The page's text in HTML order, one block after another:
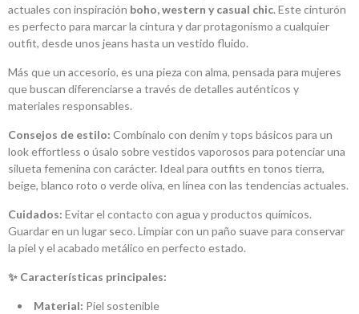
actuales con inspiración boho, western y casual chic. Este cinturón
es perfecto para marcar la cintura y dar protagonismo a cualquier
outfit, desde unos jeans hasta un vestido fluido.
Más que un accesorio, es una pieza con alma, pensada para mujeres
que buscan diferenciarse a través de detalles auténticos y
materiales responsables.
Consejos de estilo: Combínalo con denim y tops básicos para un
look effortless o úsalo sobre vestidos vaporosos para potenciar una
silueta femenina con carácter. Ideal para outfits en tonos tierra,
beige, blanco roto o verde oliva, en línea con las tendencias actuales.
Cuidados: Evitar el contacto con agua y productos químicos.
Guardar en un lugar seco. Limpiar con un paño suave para conservar
la piel y el acabado metálico en perfecto estado.
✨ Características principales:
Material: Piel sostenible